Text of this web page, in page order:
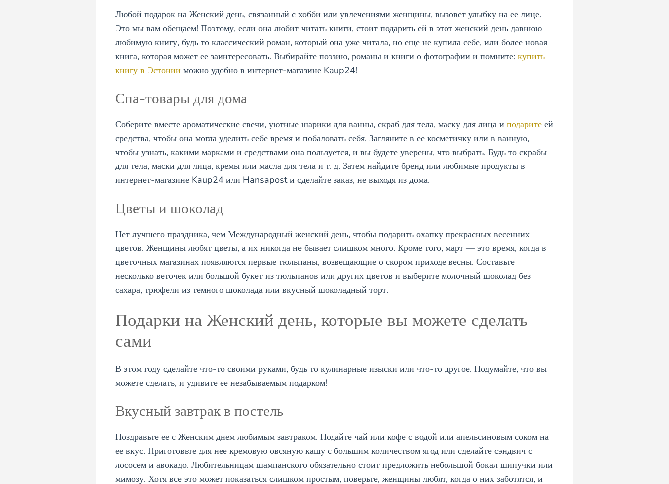
Любой подарок на Женский день, связанный с хобби или увлечениями женщины, вызовет улыбку на ее лице.
Это мы вам обещаем! Поэтому, если она любит читать книги, стоит подарить ей в этот женский день давнюю
любимую книгу, будь то классический роман, который она уже читала, но еще не купила себе, или более новая
книга, которая может ее заинтересовать. Выбирайте поэзию, романы и книги о фотографии и помните: купить
книгу в Эстонии можно удобно в интернет-магазине Kaup24!
Спа-товары для дома
Соберите вместе ароматические свечи, уютные шарики для ванны, скраб для тела, маску для лица и подарите ей
средства, чтобы она могла уделить себе время и побаловать себя. Загляните в ее косметичку или в ванную,
чтобы узнать, какими марками и средствами она пользуется, и вы будете уверены, что выбрать. Будь то скрабы
для тела, маски для лица, кремы или масла для тела и т. д. Затем найдите бренд или любимые продукты в
интернет-магазине Kaup24 или Hansapost и сделайте заказ, не выходя из дома.
Цветы и шоколад
Нет лучшего праздника, чем Международный женский день, чтобы подарить охапку прекрасных весенних
цветов. Женщины любят цветы, а их никогда не бывает слишком много. Кроме того, март — это время, когда в
цветочных магазинах появляются первые тюльпаны, возвещающие о скором приходе весны. Составьте
несколько веточек или большой букет из тюльпанов или других цветов и выберите молочный шоколад без
сахара, трюфели из темного шоколада или вкусный шоколадный торт.
Подарки на Женский день, которые вы можете сделать
сами
В этом году сделайте что-то своими руками, будь то кулинарные изыски или что-то другое. Подумайте, что вы
можете сделать, и удивите ее незабываемым подарком!
Вкусный завтрак в постель
Поздравьте ее с Женским днем любимым завтраком. Подайте чай или кофе с водой или апельсиновым соком на
ее вкус. Приготовьте для нее кремовую овсяную кашу с большим количеством ягод или сделайте сэндвич с
лососем и авокадо. Любительницам шампанского обязательно стоит предложить небольшой бокал шипучки или
мимозу. Хотя все это может показаться слишком простым, поверьте, женщины любят, когда о них заботятся, и